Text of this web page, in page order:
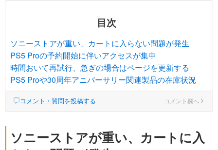
目次
ソニーストアが重い、カートに入らない問題が発生
PS5 Proの予約開始に伴いアクセスが集中
時間おいて再試行、急ぎの場合はページを更新する
PS5 Proや30周年アニバーサリー関連製品の在庫状況
コメント・質問を投稿する コメント欄へ
ソニーストアが重い、カートに入